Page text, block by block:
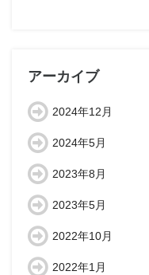
アーカイブ
2024年12月
2024年5月
2023年8月
2023年5月
2022年10月
2022年1月